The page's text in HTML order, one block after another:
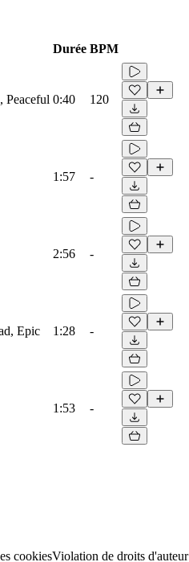
Durée BPM
Peaceful 0:40 120
1:57 -
2:56 -
Epic 1:28 -
1:53 -
cookiesViolation de droits d'auteur